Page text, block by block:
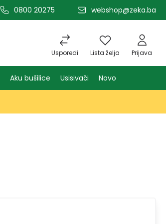
0800 20275 webshop@zeka.ba
Usporedi Lista želja Prijava
Aku bušilice Usisivači Novo